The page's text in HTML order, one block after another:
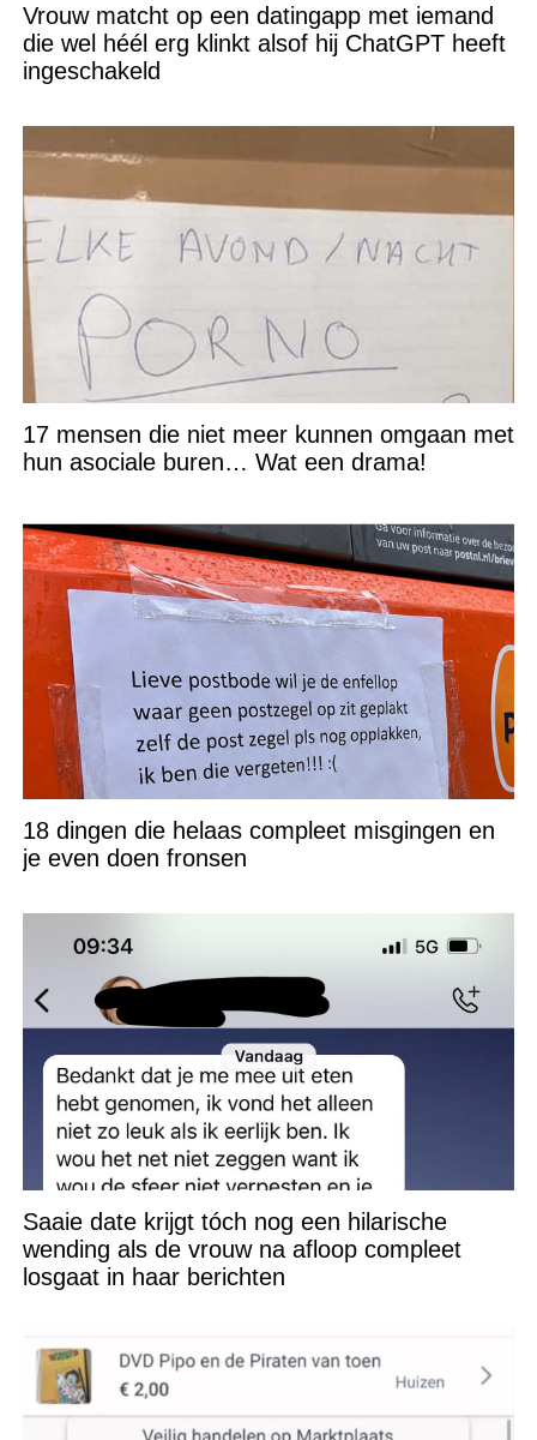
Vrouw matcht op een datingapp met iemand
die wel héél erg klinkt alsof hij ChatGPT heeft
ingeschakeld
17 mensen die niet meer kunnen omgaan met
hun asociale buren… Wat een drama!
18 dingen die helaas compleet misgingen en
je even doen fronsen
Saaie date krijgt tóch nog een hilarische
wending als de vrouw na afloop compleet
losgaat in haar berichten